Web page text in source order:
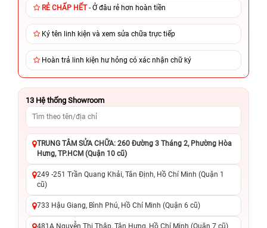
RẺ CHẤP HẾT- Ở đâu rẻ hơn hoàn tiền
Ký tên linh kiện và xem sửa chữa trực tiếp
Hoàn trả linh kiện hư hỏng có xác nhận chữ ký
13 Hệ thống Showroom
TRUNG TÂM SỬA CHỮA: 260 Đường 3 Tháng 2, Phường Hòa
Hưng, TP.HCM (Quận 10 cũ)
249 -251 Trần Quang Khải, Tân Định, Hồ Chí Minh (Quận 1
cũ)
733 Hậu Giang, Bình Phú, Hồ Chí Minh (Quận 6 cũ)
481A Nguyễn Thị Thập, Tân Hưng, Hồ Chí Minh (Quận 7 cũ)